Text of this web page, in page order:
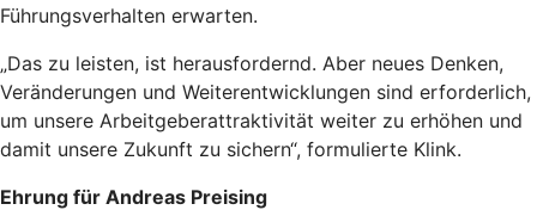
Führungsverhalten erwarten.
„Das zu leisten, ist herausfordernd. Aber neues Denken,
Veränderungen und Weiterentwicklungen sind erforderlich,
um unsere Arbeitgeberattraktivität weiter zu erhöhen und
damit unsere Zukunft zu sichern“, formulierte Klink.
Ehrung für Andreas Preising